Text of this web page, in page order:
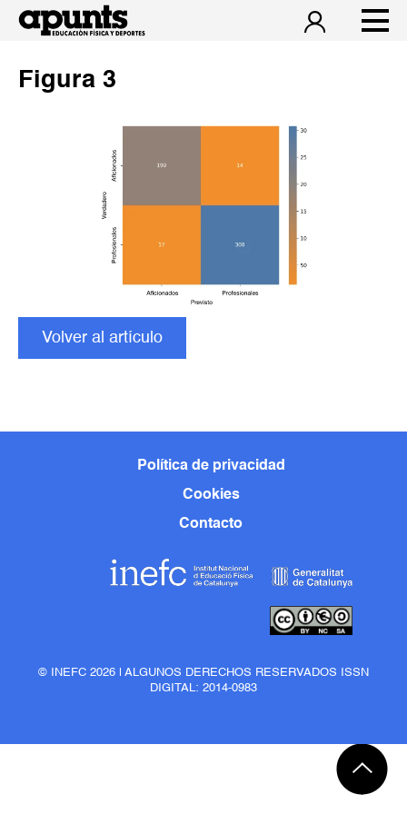
Figura 3
Volver al artículo
Política de privacidad
Cookies
Contacto
© INEFC 2026 | ALGUNOS DERECHOS RESERVADOS ISSN
DIGITAL: 2014-0983